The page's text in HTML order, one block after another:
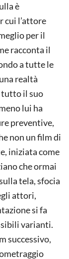
è
cui l’attore
per il
racconta il
a tutte le
realtà
tutto il suo
lui ha
preventive,
non un film di
iniziata come
che ormai
tela, sfocia
attori,
si fa
varianti.
successivo,